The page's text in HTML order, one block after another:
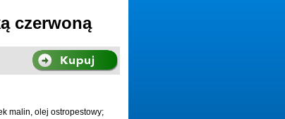
czerwoną
malin, olej ostropestowy;